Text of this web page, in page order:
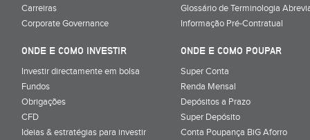
Carreiras
Corporate Governance
Glossário de Terminologia
Informação Pré-Contratual
ONDE E COMO INVESTIR
Investir directamente em bolsa
Fundos
Obrigações
CFD
Ideias & estratégias para investir
ONDE E COMO POUPAR
Super Conta
Renda Mensal
Depósitos a Prazo
Super Depósito
Conta Poupança BiG Aforro